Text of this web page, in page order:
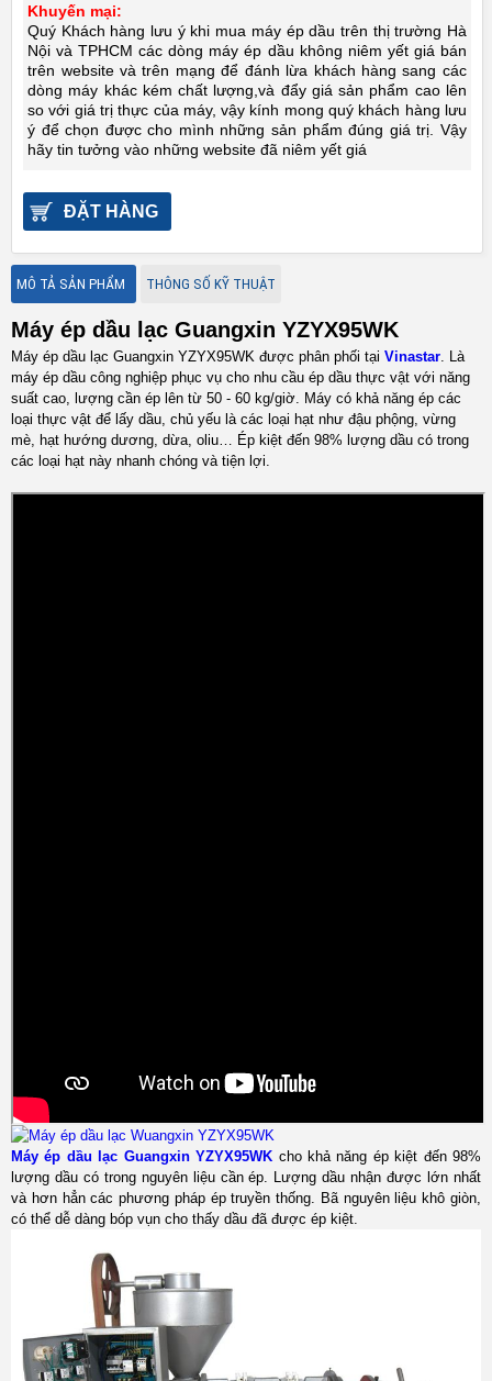
Khuyến mại:
Quý Khách hàng lưu ý khi mua máy ép dầu trên thị trường Hà
Nội và TPHCM các dòng máy ép dầu không niêm yết giá bán
trên website và trên mạng để đánh lừa khách hàng sang các
dòng máy khác kém chất lượng,và đẩy giá sản phẩm cao lên
so với giá trị thực của máy, vậy kính mong quý khách hàng lưu
ý để chọn được cho mình những sản phẩm đúng giá trị. Vậy
hãy tin tưởng vào những website đã niêm yết giá
ĐẶT HÀNG
MÔ TẢ SẢN PHẨM THÔNG SỐ KỸ THUẬT
Máy ép dầu lạc Guangxin YZYX95WK
Máy ép dầu lạc Guangxin YZYX95WK được phân phối tại Vinastar . Là
máy ép dầu công nghiệp phục vụ cho nhu cầu ép dầu thực vật với năng
suất cao, lượng cần ép lên từ 50 - 60 kg/giờ. Máy có khả năng ép các
loại thực vật để lấy dầu, chủ yếu là các loại hạt như đậu phộng, vừng
mè, hạt hướng dương, dừa, oliu… Ép kiệt đến 98% lượng dầu có trong
các loại hạt này nhanh chóng và tiện lợi.
Máy ép dầu lạc Guangxin YZYX95WK cho khả năng ép kiệt đến 98%
lượng dầu có trong nguyên liệu cần ép. Lượng dầu nhận được lớn nhất
và hơn hẳn các phương pháp ép truyền thống. Bã nguyên liệu khô giòn,
có thể dễ dàng bóp vụn cho thấy dầu đã được ép kiệt.